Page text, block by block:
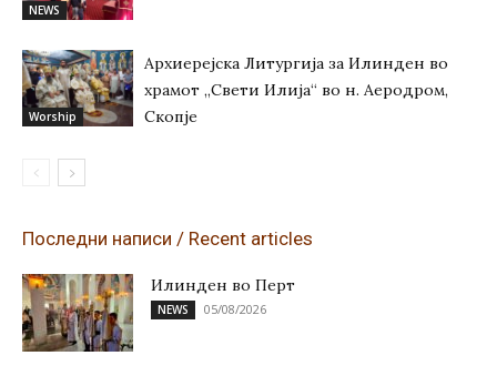
NEWS
Worship
Архиерејска Литургија за Илинден во
храмот „Свети Илија“ во н. Аеродром,
Скопје
Последни написи / Recent articles
Илинден во Перт
NEWS 05/08/2026